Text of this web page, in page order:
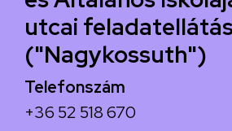
utcai
("Nagykossuth")
Telefonszám
+36 52 518 670